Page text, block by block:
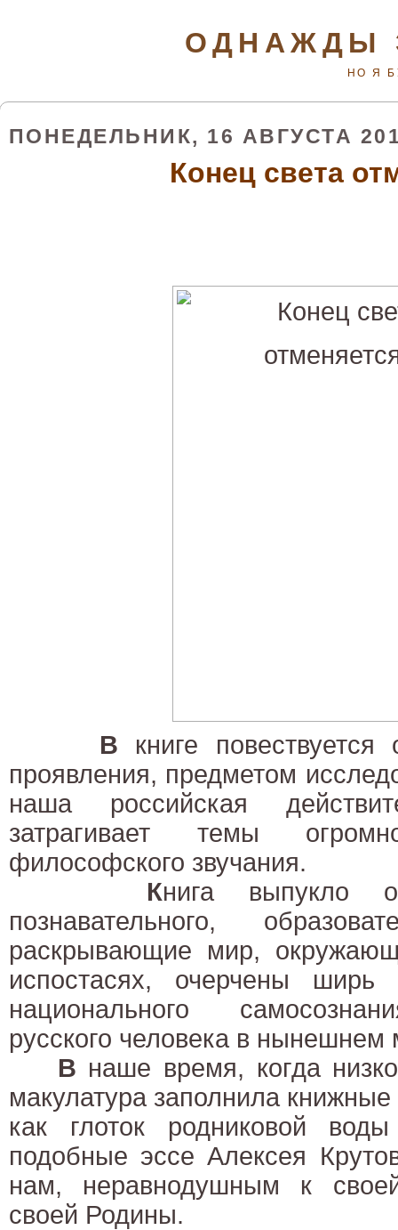
ОДНАЖДЫ
НО Я
ПОНЕДЕЛЬНИК, 16 АВГУСТА
Конец света
В книге
проявления, предметом
наша российская
затрагивает темы
философского звучания.
Книга выпукло
познавательного,
раскрывающие мир,
испостасях, очерчены ширь
национального
русского человека в нынешнем
В наше время, когда
макулатура заполнила книжные
как глоток родниковой
подобные эссе Алексея
нам, неравнодушным к
своей Родины.